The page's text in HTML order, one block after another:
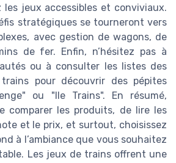
les jeux accessibles et conviviaux.
stratégiques se tourneront vers
avec gestion de wagons, de
de fer. Enfin, n’hésitez pas à
ou à consulter les listes des
pour découvrir des pépites
ou "Ile Trains". En résumé,
comparer les produits, de lire les
et le prix, et surtout, choisissez
à l’ambiance que vous souhaitez
Les jeux de trains offrent une